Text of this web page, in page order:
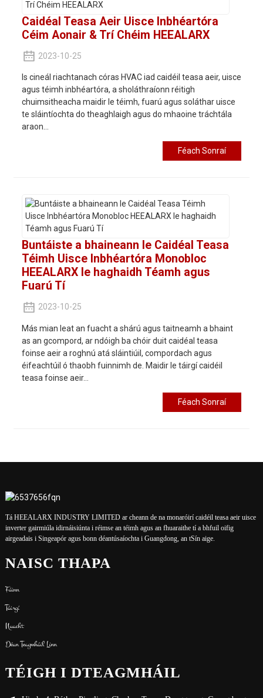
Caidéal Teasa Aeir Uisce Inbhéartóra
Céim Aonair & Trí Chéim HEEALARX
2023-10-25
Is cineál riachtanach córas HVAC iad caidéil teasa aeir, uisce
agus téimh inbhéartóra, a sholáthraíonn réitigh
chuimsitheacha maidir le téimh, fuarú agus soláthar uisce
te sláintíochta do theaghlaigh agus do mhaoine tráchtála
araon...
Féach Sonraí
Buntáiste a bhaineann le Caidéal Teasa
Téimh Uisce Inbhéartóra Monobloc
HEEALARX le haghaidh Téamh agus
Fuarú Tí
2023-10-25
Más mian leat an fuacht a shárú agus taitneamh a bhaint
as an gcompord, ar ndóigh ba chóir duit caidéal teasa
foinse aeir a roghnú atá sláintiúil, compordach agus
éifeachtúil ó thaobh fuinnimh de. Maidir le táirgí caidéil
teasa foinse aeir...
Féach Sonraí
Tá HEEALARX INDUSTRY LIMITED ar cheann de na monaróirí caidéil teasa aeir uisce
inverter gairmiúla idirnáisiúnta i réimse an téimh agus an fhuaraithe tí a bhfuil oifig
airgeadais i Singeapór agus bonn déantúsaíochta i Guangdong, an tSín aige.
NAISC THAPA
Fúinn
Táirgí
Nuacht
Déan Teagmháil Linn
TÉIGH I DTEAGMHÁIL